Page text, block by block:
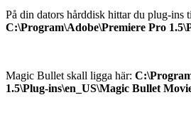
På din dators hårddisk hittar du plug-ins
C:\Program\Adobe\Premiere Pro
Magic Bullet skall ligga här:
1.5\Plug-ins\en_US\Magic Bullet